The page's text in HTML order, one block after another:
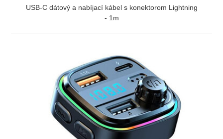
USB-C dátový a nabíjací kábel s konektorom Lightning
- 1m